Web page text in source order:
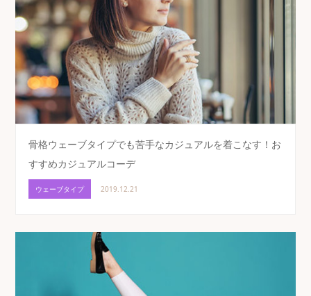
骨格ウェーブタイプでも苦手なカジュアルを着こなす！お
すすめカジュアルコーデ
ウェーブタイプ 2019.12.21